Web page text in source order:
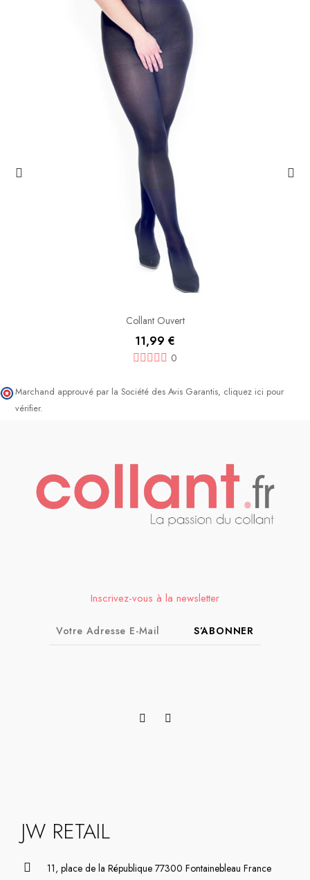
Collant Ouvert
11,99 €
0
Marchand approuvé par la Société des Avis Garantis, cliquez ici pour
vérifier.
Inscrivez-vous à la newsletter
S’ABONNER
JW RETAIL
11, place de la République 77300 Fontainebleau France